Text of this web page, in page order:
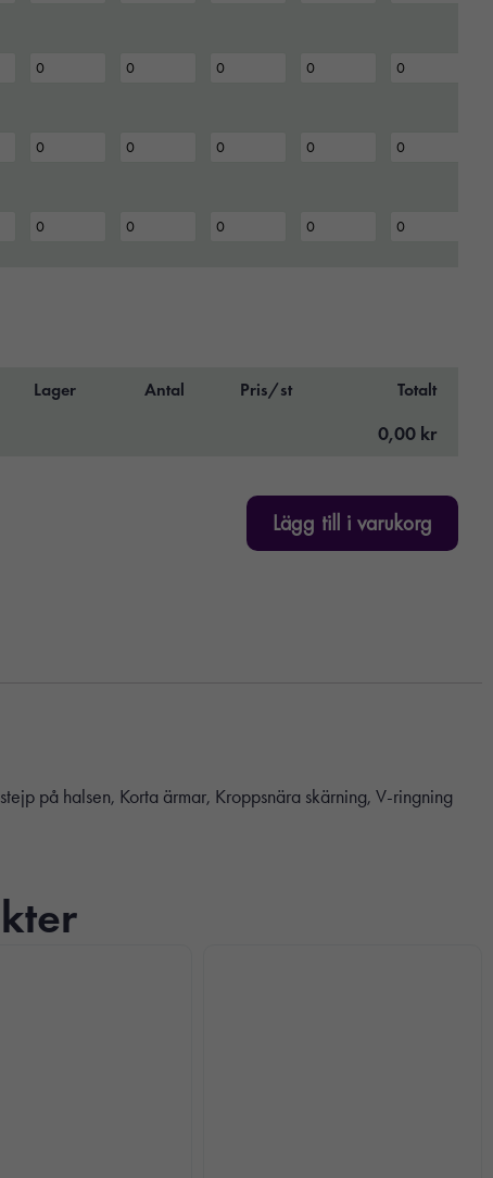
Lager Antal Pris/st Totalt
0,00 kr
Lägg till i varukorg
på halsen, Korta ärmar, Kroppsnära skärning, V-ringning